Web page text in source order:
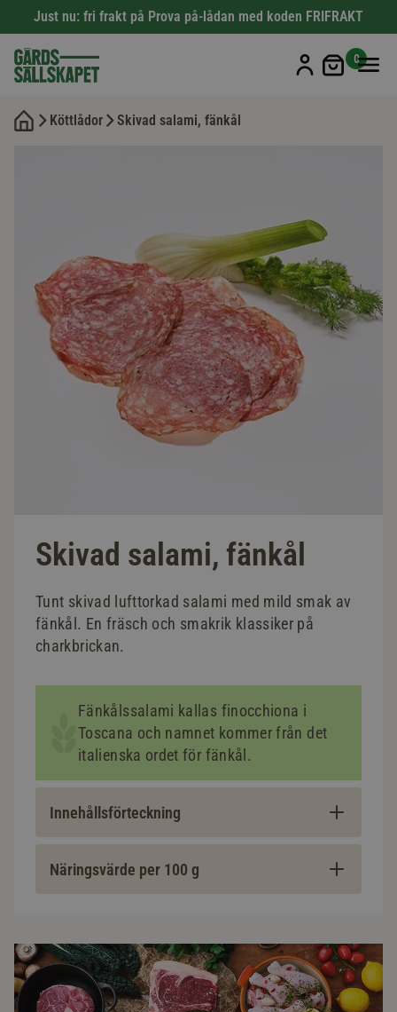
Just nu: fri frakt på Prova på-lådan med koden FRIFRAKT
Min
0
Köttlådor Skivad salami, fänkål
Skivad salami, fänkål
Tunt skivad lufttorkad salami med mild smak av
fänkål. En fräsch och smakrik klassiker på
charkbrickan.
Fänkålssalami kallas finocchiona i
Toscana och namnet kommer från det
italienska ordet för fänkål.
Innehållsförteckning
Näringsvärde per 100 g